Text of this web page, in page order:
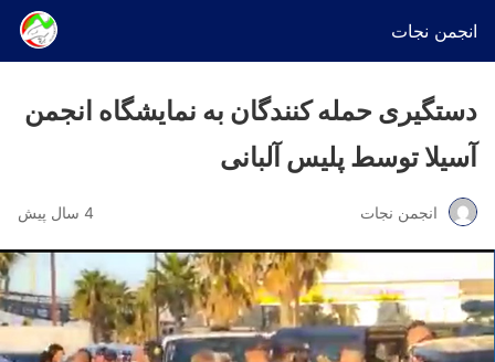
انجمن نجات
دستگیری حمله کنندگان به نمایشگاه انجمن
آسیلا توسط پلیس آلبانی
انجمن نجات 4 سال پیش